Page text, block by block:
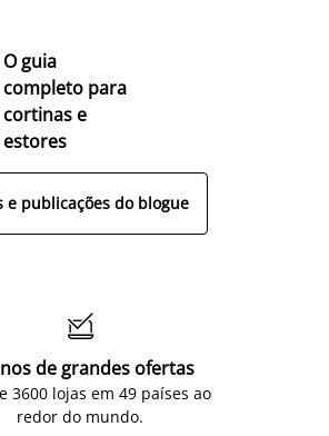
O guia
completo para
cortinas e
estores
e publicações do blogue

de grandes ofertas
3600 lojas em 49 países ao
redor do mundo.